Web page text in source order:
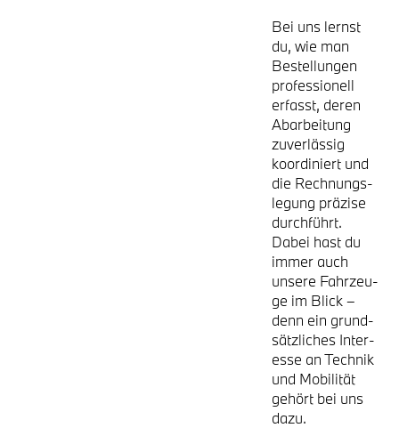
Bei uns lernst
du, wie man
Bestel­lun­gen
pro­fes­sio­nell
erfasst, deren
Abar­bei­tung
zuver­läs­sig
koor­di­niert und
die Rech­nungs­
le­gung prä­zi­se
durch­führt.
Dabei hast du
immer auch
unse­re Fahr­zeu­
ge im Blick –
denn ein grund­
sätz­li­ches Inter­
es­se an Tech­nik
und Mobi­li­tät
gehört bei uns
dazu.